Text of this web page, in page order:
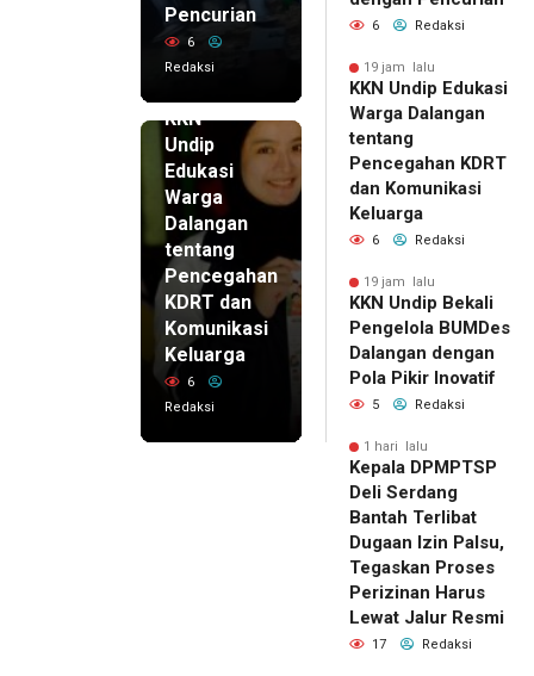
Pencurian
6
Redaksi
KKN
Undip
Edukasi
Warga
Dalangan
tentang
Pencegahan
KDRT dan
Komunikasi
Keluarga
6
Redaksi
6 Redaksi
19 jam lalu
KKN Undip Edukasi
Warga Dalangan
tentang
Pencegahan KDRT
dan Komunikasi
Keluarga
6 Redaksi
19 jam lalu
KKN Undip Bekali
Pengelola BUMDes
Dalangan dengan
Pola Pikir Inovatif
5 Redaksi
1 hari lalu
Kepala DPMPTSP
Deli Serdang
Bantah Terlibat
Dugaan Izin Palsu,
Tegaskan Proses
Perizinan Harus
Lewat Jalur Resmi
17 Redaksi